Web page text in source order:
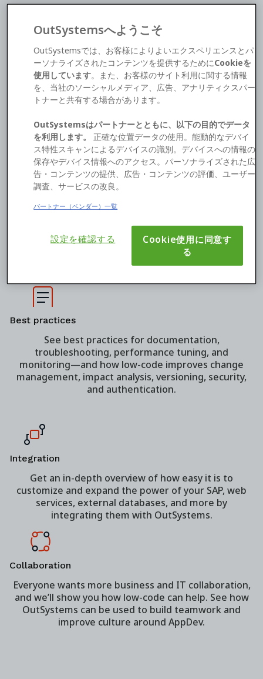
Use the OutSystems platform and learn how to
harness it for developing, updating, and deploying
enterprise-grade applications, and more—in a free 3-
hour workshop. Each session includes demos,
exercises, coaching, and lots of Q&A time.
What Will You Learn?
Smarter AppDev
Learn more about low-code and what you can do with
it—including creating common solutions and
managing the app lifecycle, from development to
performance monitoring.
Best practices
See best practices for documentation,
troubleshooting, performance tuning, and
monitoring—and how low-code improves change
management, impact analysis, versioning, security,
and authentication.
Integration
Get an in-depth overview of how easy it is to
customize and expand the power of your SAP, web
services, external databases, and more by
integrating them with OutSystems.
Collaboration
Everyone wants more business and IT collaboration,
and we’ll show you how low-code can help. See how
OutSystems can be used to build teamwork and
improve culture around AppDev.
OutSystemsへようこそ
OutSystemsでは、お客様によりよいエクスペリエンスとパ
ーソナライズされたコンテンツを提供するためにCookieを
使用しています。また、お客様のサイト利用に関する情報
を、当社のソーシャルメディア、広告、アナリティクスパー
トナーと共有する場合があります。
OutSystemsはパートナーとともに、以下の目的でデータ
を利用します。
正確な位置データの使用。能動的なデバイ
ス特性スキャンによるデバイスの識別。デバイスへの情報の
保存やデバイス情報へのアクセス。パーソナライズされた広
告・コンテンツの提供、広告・コンテンツの評価、ユーザー
調査、サービスの改良。
パートナー（ベンダー）一覧
設定を確認する
Cookie使用に同意す
る